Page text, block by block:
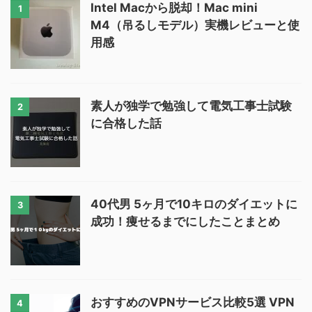
1
Intel Macから脱却！Mac mini
M4（吊るしモデル）実機レビューと使
用感
2
素人が独学で勉強して電気工事士試験
に合格した話
3
40代男 5ヶ月で10キロのダイエットに
成功！痩せるまでにしたことまとめ
4
おすすめのVPNサービス比較5選 VPN